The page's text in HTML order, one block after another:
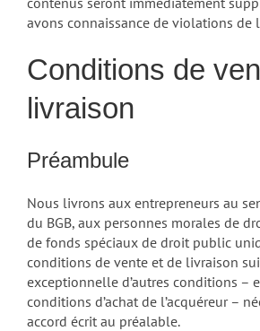
avons connaissance de violations de
Conditions de
livraison
Préambule
Nous livrons aux entrepreneurs au
du BGB, aux personnes morales de
de fonds spéciaux de droit public
conditions de vente et de livraison
exceptionnelle d’autres conditions –
conditions d’achat de l’acquéreur –
accord écrit au préalable.